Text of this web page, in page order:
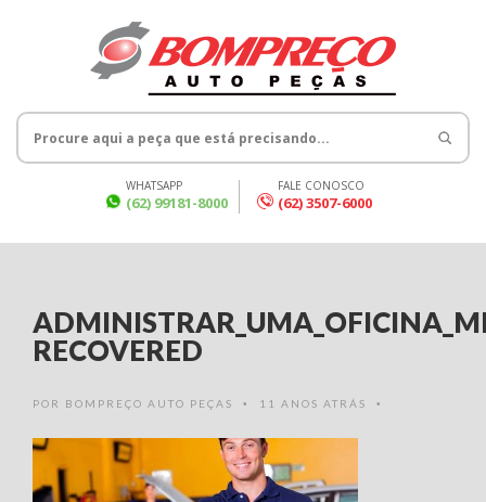
WHATSAPP
(62) 99181-8000
FALE CONOSCO
(62) 3507-6000
RECOVERED
POR BOMPREÇO AUTO PEÇAS • 11 ANOS ATRÁS •